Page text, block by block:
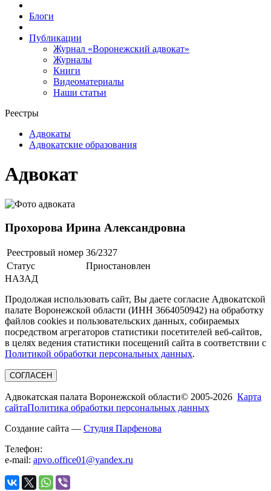
Блоги
Публикации
Журнал «Воронежский адвокат»
Журналы
Книги
Видеоматериалы
Наши статьи
Реестры
Адвокаты
Адвокатские образования
Адвокат
Прохорова Ирина Александровна
Реестровый номер 36/2327
Статус
Приостановлен
НАЗАД
Продолжая использовать сайт, Вы даете согласие Адвокатской
палате Воронежской области (ИНН 3664050942) на обработку
файлов cookies и пользовательских данных, собираемых
посредством агрегаторов статистики посетителей веб-сайтов,
в целях ведения статистики посещений сайта в соответствии с
Политикой обработки персональных данных.
СОГЛАСЕН
Адвокатская палата Воронежской области© 2005-2026 Карта
сайтаПолитика обработки персональных данных
Создание сайта — Студия Парфенова
Телефон:
e-mail: apvo.office01@yandex.ru